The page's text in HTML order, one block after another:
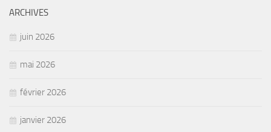
ARCHIVES
juin 2026
mai 2026
février 2026
janvier 2026